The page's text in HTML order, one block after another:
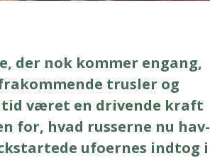
der nok kom­mer engang,
trus­ler og
været en dri­ven­de kraft
for, hvad rus­ser­ne nu hav­
ufo­er­nes ind­t­og i